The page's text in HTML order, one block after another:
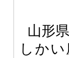
山形
しか